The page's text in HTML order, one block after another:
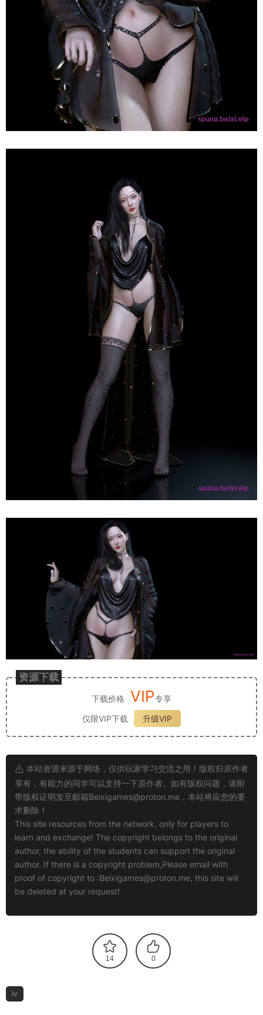
资源下载
下载价格 VIP专享
仅限VIP下载
升级VIP
本站资源来源于网络，仅供玩家学习交流之用！版权归原作者
享有，有能力的同学可以支持一下原作者。如有版权问题，请附
带版权证明发至邮箱Beixigames@proton.me ，本站将应您的要
求删除！
This site resources from the network, only for players to
learn and exchange! The copyright belongs to the original
author, the ability of the students can support the original
author. If there is a copyright problem,Please email with
proof of copyright to :Beixigames@proton.me, this site will
be deleted at your request!
14 0
lv